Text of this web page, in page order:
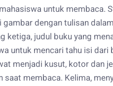
untuk membaca.
dengan tulisan
ketiga, judul buku yang
untuk mencari tahu isi
menjadi kusut, kotor dan
saat membaca. Kelima,